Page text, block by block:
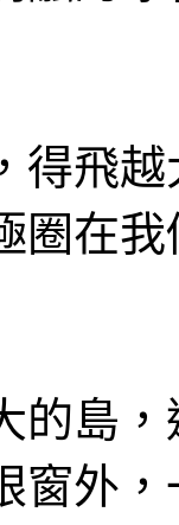
得飛
圈在
的島
窗外